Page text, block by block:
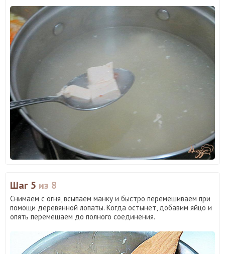
Шаг 5 из 8
Снимаем с огня, всыпаем манку и быстро перемешиваем при
помощи деревянной лопаты. Когда остынет, добавим яйцо и
опять перемешаем до полного соединения.